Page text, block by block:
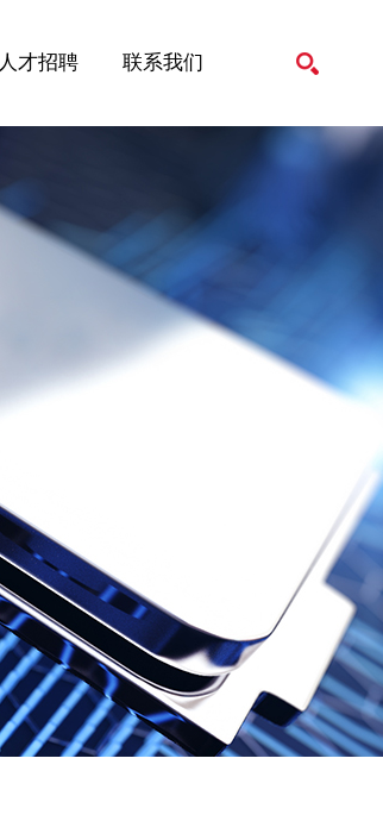
人才招聘 联系我们